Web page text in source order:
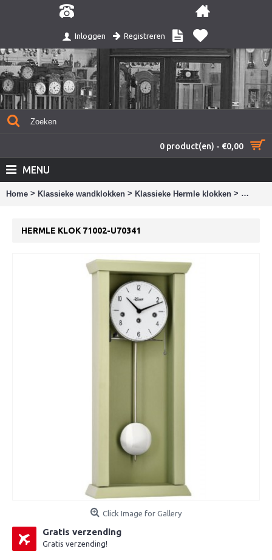
Inloggen Registreren
0 product(en) - €0,00
MENU
Home > Klassieke wandklokken > Klassieke Hermle klokken > Hermle
HERMLE KLOK 71002-U70341
Click Image for Gallery
Gratis verzending
Gratis verzending!